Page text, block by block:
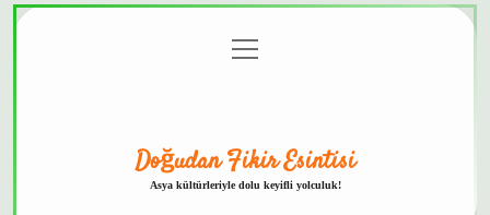
menüyü
aç
Doğudan Fikir Esintisi
Asya kültürleriyle dolu keyifli yolculuk!